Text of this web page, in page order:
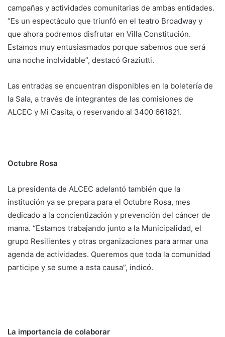
campañas y actividades comunitarias de ambas entidades.
“Es un espectáculo que triunfó en el teatro Broadway y
que ahora podremos disfrutar en Villa Constitución.
Estamos muy entusiasmados porque sabemos que será
una noche inolvidable”, destacó Graziutti.
Las entradas se encuentran disponibles en la boletería de
la Sala, a través de integrantes de las comisiones de
ALCEC y Mi Casita, o reservando al 3400 661821.
Octubre Rosa
La presidenta de ALCEC adelantó también que la
institución ya se prepara para el Octubre Rosa, mes
dedicado a la concientización y prevención del cáncer de
mama. “Estamos trabajando junto a la Municipalidad, el
grupo Resilientes y otras organizaciones para armar una
agenda de actividades. Queremos que toda la comunidad
participe y se sume a esta causa”, indicó.
La importancia de colaborar